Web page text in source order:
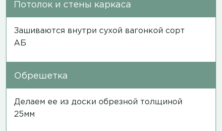
Потолок и стены каркаса
Зашиваются внутри сухой вагонкой сорт
АБ
Обрешетка
Делаем ее из доски обрезной толщиной
25мм